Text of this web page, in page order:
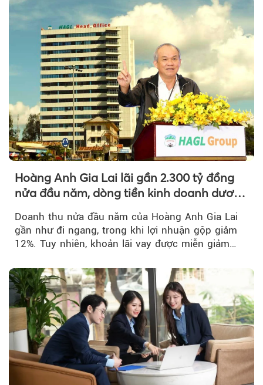
Hoàng Anh Gia Lai lãi gần 2.300 tỷ đồng
nửa đầu năm, dòng tiền kinh doanh dương
Doanh thu nửa đầu năm của Hoàng Anh Gia Lai
gần như đi ngang, trong khi lợi nhuận gộp giảm
12%. Tuy nhiên, khoản lãi vay được miễn giảm